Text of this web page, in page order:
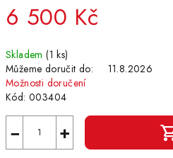
6 500 Kč
cena:
Skladem(1 ks)
Můžeme doručit do:
11.8.2026
Možnosti doručení
Kód: 003404
+
−